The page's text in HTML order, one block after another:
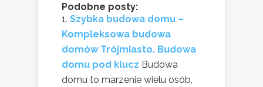
Podobne posty:
Szybka budowa domu –
Kompleksowa budowa
domów Trójmiasto. Budowa
domu pod klucz Budowa
domu to marzenie wielu osób,